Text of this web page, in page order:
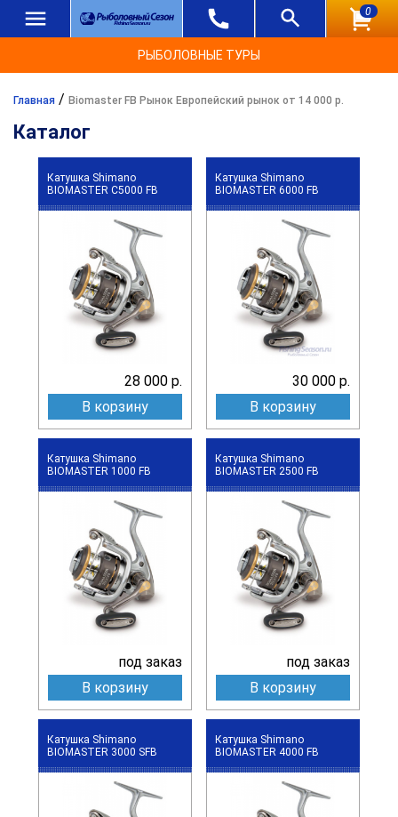
0
РЫБОЛОВНЫЕ ТУРЫ
Главная / Biomaster FB Рынок Европейский рынок от 14 000 р.
Каталог
Катушка Shimano
BIOMASTER C5000 FB
28 000 р.
В корзину
Катушка Shimano
BIOMASTER 6000 FB
30 000 р.
В корзину
Катушка Shimano
BIOMASTER 1000 FB
под заказ
В корзину
Катушка Shimano
BIOMASTER 2500 FB
под заказ
В корзину
Катушка Shimano
BIOMASTER 3000 SFB
Катушка Shimano
BIOMASTER 4000 FB